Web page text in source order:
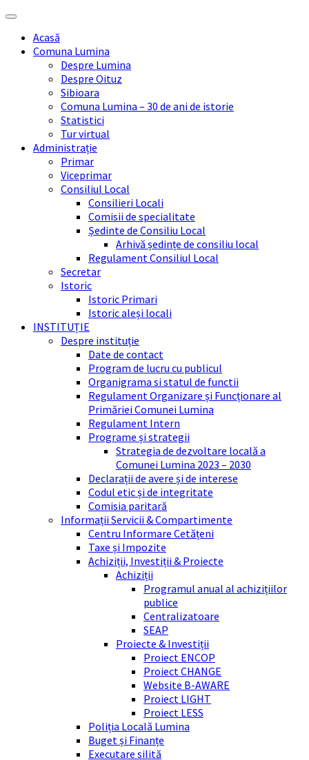
Skip
content
Skip
sidebar
Skip
right
sidebar
Skip
footerAcasă
Comuna Lumina
Despre Lumina
Despre Oituz
Sibioara
Comuna Lumina – 30 de ani de istorie
Statistici
Tur virtual
Administrație
Primar
Viceprimar
Consiliul Local
Consilieri Locali
Comisii de specialitate
Ședinte de Consiliu Local
Arhivă ședințe de consiliu local
Regulament Consiliul Local
Secretar
Istoric
Istoric Primari
Istoric aleși locali
INSTITUȚIE
Despre instituție
Date de contact
Program de lucru cu publicul
Organigrama si statul de functii
Regulament Organizare și Funcționare al
Primăriei Comunei Lumina
Regulament Intern
Programe și strategii
Strategia de dezvoltare locală a
Comunei Lumina 2023 – 2030
Declarații de avere și de interese
Codul etic și de integritate
Comisia paritară
Informații Servicii & Compartimente
Centru Informare Cetățeni
Taxe și Impozite
Achiziții, Investiții & Proiecte
Achiziții
Programul anual al achizițiilor
publice
Centralizatoare
SEAP
Proiecte & Investiții
Proiect ENCOP
Proiect CHANGE
Website B-AWARE
Proiect LIGHT
Proiect LESS
Poliția Locală Lumina
Buget și Finanțe
Executare silită